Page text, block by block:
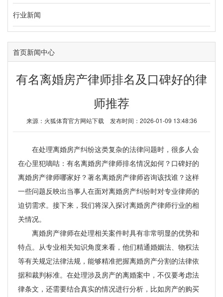
行业新闻
首页新闻中心
有名离婚房产律师排名及口碑好的律
师推荐
来源： 火狐体育官方网站下载 发布时间：2026-01-09 13:48:36
在处理离婚房产纠纷这类复杂的法律问题时，很多人会
在心里犯嘀咕：有名离婚房产律师排名情况如何？口碑好的
离婚房产律师哪家好？著名离婚房产律师咨询该找谁？这样
一些问题反映出当事人在面对离婚房产纠纷时对专业律师的
迫切需求。接下来，我们将深入探讨离婚房产律师行业的相
关情况。
离婚房产律师在处理相关案件时具有非常明显的优势和
特点。从专业相关知识角度来看，他们精通婚姻法、物权法
等有关规定法律法规，能够精准把握离婚房产分割的法律依
据和裁判标准。在处理涉及房产的离婚案中，不仅要考虑法
律条文，还需要结合真实的情况进行分析，比如房产的购买